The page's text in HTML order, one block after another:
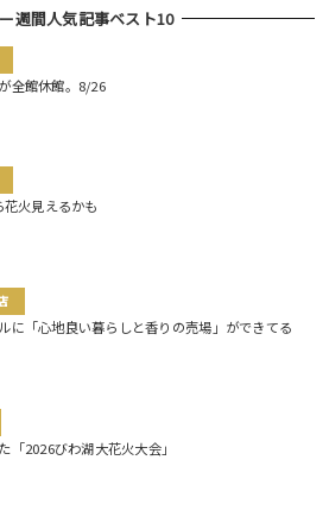
週間人気記事ベスト10
全館休館。8/26
火見えるかも
に「心地良い暮らしと香りの売場」ができてる
「2026びわ湖大花火大会」